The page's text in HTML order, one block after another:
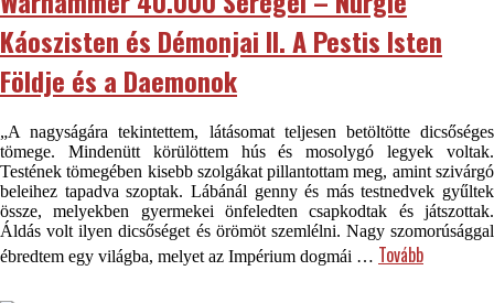
Káoszisten és Démonjai II. A Pestis Isten
Földje és a Daemonok
„A nagyságára tekintettem, látásomat teljesen betöltötte dicsőséges
tömege. Mindenütt körülöttem hús és mosolygó legyek voltak.
Testének tömegében kisebb szolgákat pillantottam meg, amint szivárgó
beleihez tapadva szoptak. Lábánál genny és más testnedvek gyűltek
össze, melyekben gyermekei önfeledten csapkodtak és játszottak.
Áldás volt ilyen dicsőséget és örömöt szemlélni. Nagy szomorúsággal
ébredtem egy világba, melyet az Impérium dogmái … Tovább